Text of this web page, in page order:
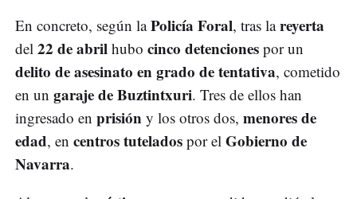
En concreto, según laPolicía Foral, tras lareyerta
del 22 de abril hubo cinco detenciones por un
delito de asesinato en grado de tentativa, cometido
en un garaje de Buztintxuri. Tres de ellos han
ingresado en prisión y los otros dos, menores de
edad, en centros tutelados por el Gobierno de
Navarra.